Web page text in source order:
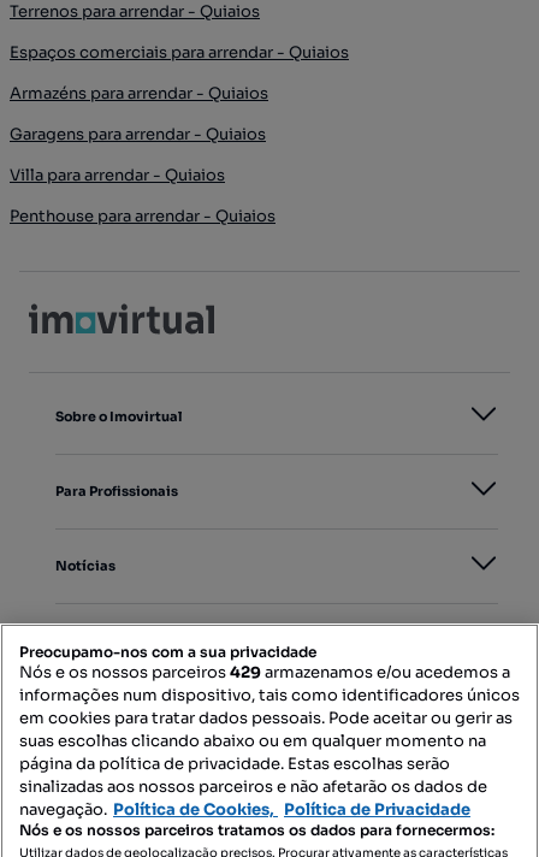
Terrenos para arrendar - Quiaios
Espaços comerciais para arrendar - Quiaios
Armazéns para arrendar - Quiaios
Garagens para arrendar - Quiaios
Villa para arrendar - Quiaios
Penthouse para arrendar - Quiaios
Sobre o Imovirtual
Para Profissionais
Notícias
Mapa do Site
Contacte-nos
Preocupamo-nos com a sua privacidade
Nós e os nossos parceiros429armazenamos e/ou acedemos a
informações num dispositivo, tais como identificadores únicos
em cookies para tratar dados pessoais. Pode aceitar ou gerir as
suas escolhas clicando abaixo ou em qualquer momento na
página da política de privacidade. Estas escolhas serão
sinalizadas aos nossos parceiros e não afetarão os dados de
navegação. Política de Cookies, Política de Privacidade
Nós e os nossos parceiros tratamos os dados para fornecermos:
Utilizar dados de geolocalização precisos. Procurar ativamente as características